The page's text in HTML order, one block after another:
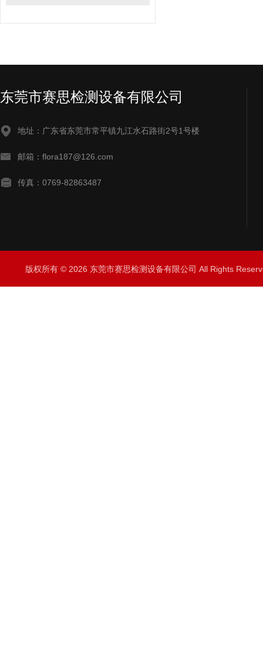
东莞市赛思检测设备有限公司
地址：广东省东莞市常平镇九江水石路街2号1号楼
邮箱：flora187@126.com
传真：0769-82863487
版权所有 © 2026 东莞市赛思检测设备有限公司 All Rights